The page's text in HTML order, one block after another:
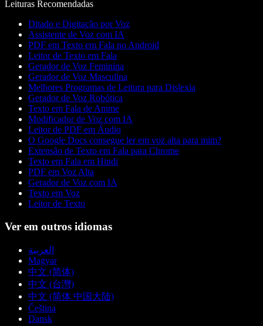
Leituras Recomendadas
Ditado e Digitação por Voz
Assistente de Voz com IA
PDF em Texto em Fala no Android
Leitor de Texto em Fala
Gerador de Voz Feminina
Gerador de Voz Masculina
Melhores Programas de Leitura para Dislexia
Gerador de Voz Robótica
Texto em Fala de Anime
Modificador de Voz com IA
Leitor de PDF em Áudio
O Google Docs consegue ler em voz alta para mim?
Extensão de Texto em Fala para Chrome
Texto em Fala em Hindi
PDF em Voz Alta
Gerador de Voz com IA
Texto em Voz
Leitor de Texto
Ver em outros idiomas
العربية
Magyar
中文 (简体)
中文 (台灣)
中文 (简体 中国大陆)
Čeština
Dansk